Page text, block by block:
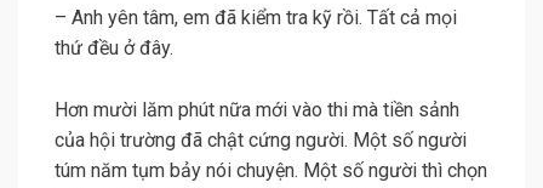
– Anh yên tâm, em đã kiểm tra kỹ rồi. Tất cả mọi
thứ đều ở đây.
Hơn mười lăm phút nữa mới vào thi mà tiền sảnh
của hội trường đã chật cứng người. Một số người
túm năm tụm bảy nói chuyện. Một số người thì chọn